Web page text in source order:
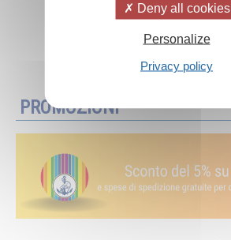
PROMOZIONI
Deny all cookies
Personalize
Privacy policy